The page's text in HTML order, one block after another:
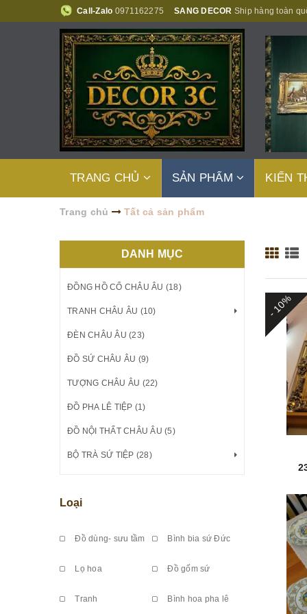
Call-Zalo 0971162275 SANG DECOR Ship hàng toàn
TRANG CHỦ SẢN PHẨM KIẾN
Trang chủ Tất cả sản phẩm
- 10%
DANH MỤC
ĐỒNG HỒ CỔ CHÂU ÂU (18)
TRANH CHÂU ÂU (10)
ĐÈN CHÂU ÂU (23)
ĐỒ SỨ CHÂU ÂU (9)
TƯỢNG CHÂU ÂU (22)
ĐỒ PHA LÊ TIỆP (1)
ĐỒ NỘI THẤT CHÂU ÂU (5)
BỘ TRÀ SỨ TIỆP (28)
Loại
Đồ dùng- sưu tầm Bình bia sứ Đức
Lọ hoa Đồ gốm sứ
Tranh Bình hoa pha lê